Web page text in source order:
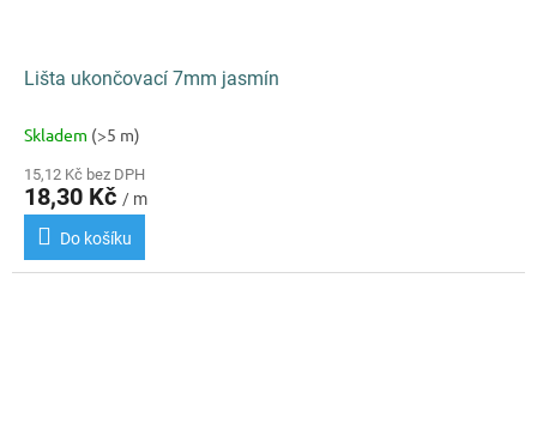
Lišta ukončovací 7mm jasmín
Skladem (>5 m)
15,12 Kč bez DPH
18,30 Kč / m
Do košíku